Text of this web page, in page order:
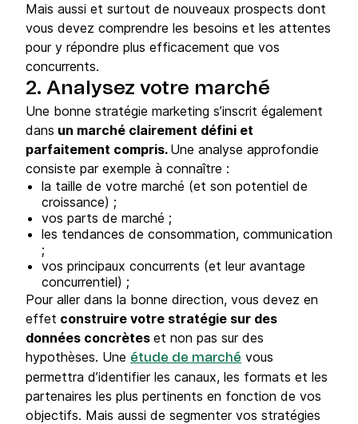
Mais aussi et surtout de nouveaux prospects dont
vous devez comprendre les besoins et les attentes
pour y répondre plus efficacement que vos
concurrents.
2. Analysez votre marché
Une bonne stratégie marketing s’inscrit également
dans un marché clairement défini et
parfaitement compris. Une analyse approfondie
consiste par exemple à connaître :
la taille de votre marché (et son potentiel de
croissance) ;
vos parts de marché ;
les tendances de consommation, communication
;
vos principaux concurrents (et leur avantage
concurrentiel) ;
Pour aller dans la bonne direction, vous devez en
effet construire votre stratégie sur des
données concrètes et non pas sur des
hypothèses. Une étude de marché vous
permettra d’identifier les canaux, les formats et les
partenaires les plus pertinents en fonction de vos
objectifs. Mais aussi de segmenter vos stratégies